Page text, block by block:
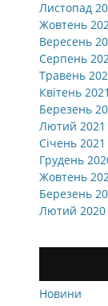
Листопад
Жовтень
Вересень
Серпень
Травень
Квітень 2021
Березень
Лютий 2021
Січень 2021
Грудень
Жовтень
Березень
Лютий 2020
Новини